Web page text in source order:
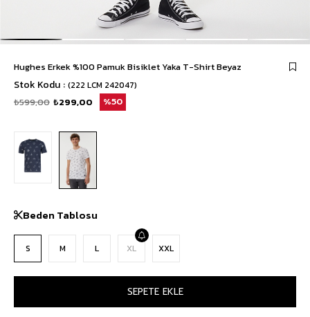
Hughes Erkek %100 Pamuk Bisiklet Yaka T-Shirt Beyaz
Stok Kodu (222 LCM 242047)
₺599,00 ₺299,00 50
Beden Tablosu
S M L XL XXL